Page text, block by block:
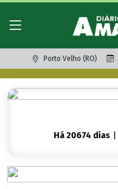
Porto Velho (RO)
Há 20674 dias